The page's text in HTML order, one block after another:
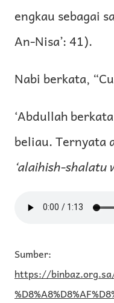
engkau sebagai
An-Nisa’: 41).
Nabi berkata,
‘Abdullah
beliau. Ternyata
‘alaihish-shalatu
Sumber:
https://binbaz.org.sa/